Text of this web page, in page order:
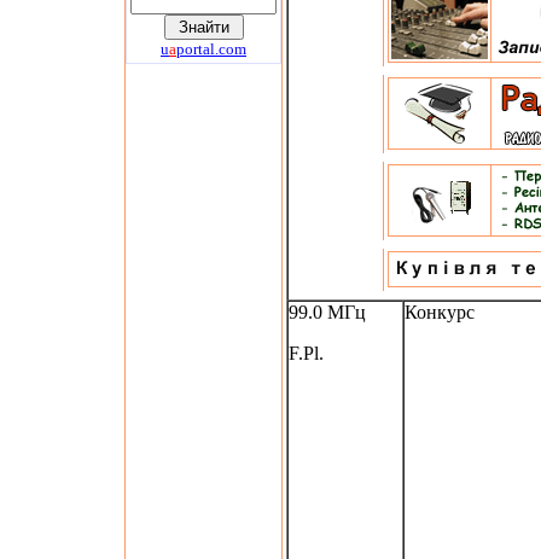
uaportal.com
99.0 МГц
F.Pl.
Конкурс